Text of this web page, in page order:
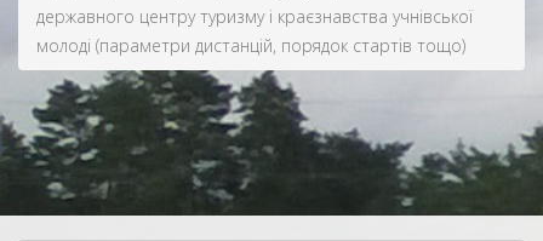
державного центру туризму і краєзнавства учнівської
молоді (параметри дистанцій, порядок стартів тощо)